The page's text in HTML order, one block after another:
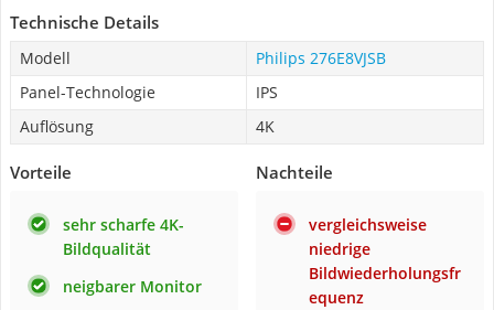
Technische Details
Modell
Philips 276E8VJSB
Panel-Technologie
IPS
Auflösung
4K
Vorteile
sehr scharfe 4K-
Bildqualität
neigbarer Monitor
Nachteile
vergleichsweise
niedrige
Bildwiederholungsfr
equenz